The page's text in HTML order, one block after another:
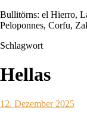
Bullitörns: el Hierro,
Peloponnes, Corfu,
Schlagwort
Hellas
12. Dezember 2025